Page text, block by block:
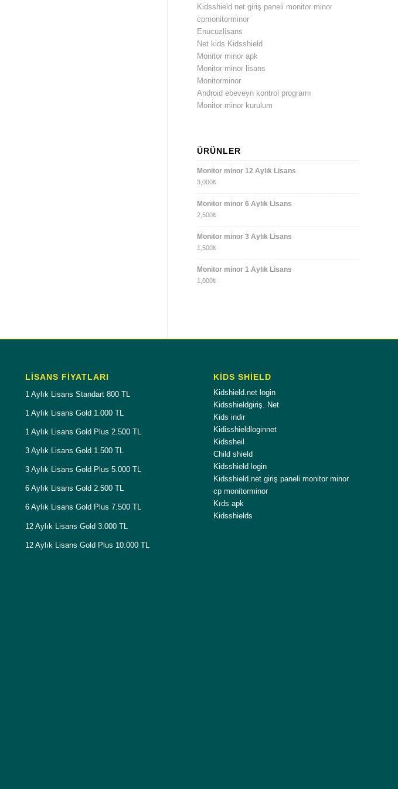
Kidsshield net giriş paneli monitor minor
cpmonitorminor
Enucuzlisans
Net kids Kidsshield
Monitor minor apk
Monitor minor lisans
Monitorminor
Android ebeveyn kontrol programı
Monitor minor kurulum
ÜRÜNLER
Monitor minor 12 Aylık Lisans
3,000₺
Monitor minor 6 Aylık Lisans
2,500₺
Monitor minor 3 Aylık Lisans
1,500₺
Monitor minor 1 Aylık Lisans
1,000₺
LISANS FIYATLARI
1 Aylık Lisans Standart 800 TL
1 Aylık Lisans Gold 1.000 TL
1 Aylık Lisans Gold Plus 2.500 TL
3 Aylık Lisans Gold 1.500 TL
3 Aylık Lisans Gold Plus 5.000 TL
6 Aylık Lisans Gold 2.500 TL
6 Aylık Lisans Gold Plus 7.500 TL
12 Aylık Lisans Gold 3.000 TL
12 Aylık Lisans Gold Plus 10.000 TL
KİDS SHİELD
Kidshield.net login
Kidsshieldgiriş. Net
Kids indir
Kidisshieldloginnet
Kidssheil
Child shield
Kidsshield login
Kidsshield.net giriş paneli monitor minor
cp monitorminor
Kıds apk
Kidsshields